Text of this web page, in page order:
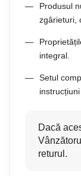
Produsul
zgârieturi,
integral.
Setul
Dacă
returul.